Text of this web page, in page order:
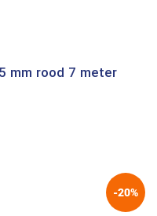
mm rood 7 meter
-20%